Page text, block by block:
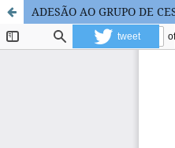
ADESÃO AO GRUPO DE
tweet